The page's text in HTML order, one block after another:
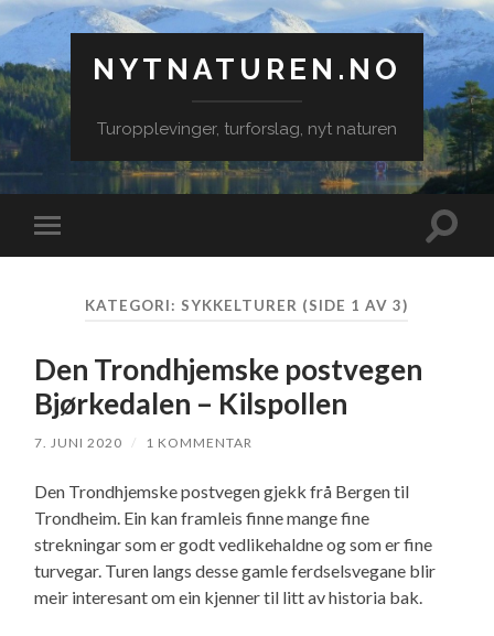
NYTNATUREN.NO
Turopplevinger, turforslag, nyt naturen
Veksle
mobilmeny
Veksle
KATEGORI: SYKKELTURER (SIDE 1 AV 3)
Den Trondhjemske postvegen
Bjørkedalen – Kilspollen
7. JUNI 2020 / 1 KOMMENTAR
Den Trondhjemske postvegen gjekk frå Bergen til
Trondheim. Ein kan framleis finne mange fine
strekningar som er godt vedlikehaldne og som er fine
turvegar. Turen langs desse gamle ferdselsvegane blir
meir interesant om ein kjenner til litt av historia bak.